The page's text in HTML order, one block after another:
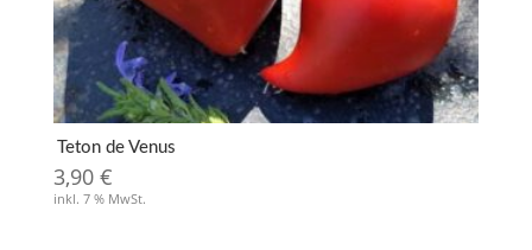
Teton de Venus
3,90 €
inkl. 7 % MwSt.